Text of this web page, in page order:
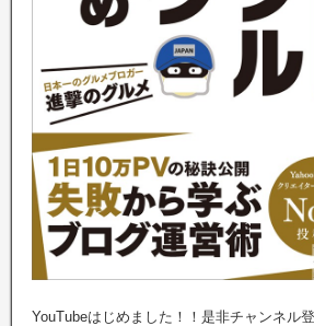
YouTubeはじめました！！是非チャンネル